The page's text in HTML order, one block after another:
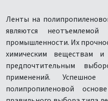
Ленты на
являются
промышленности. Их
химическим веществам
предпочтительным
применений.
полипропиленовой